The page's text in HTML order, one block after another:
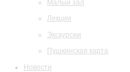
Малый зал
Лекции
Экскурсии
Пушкинская карта
Новости